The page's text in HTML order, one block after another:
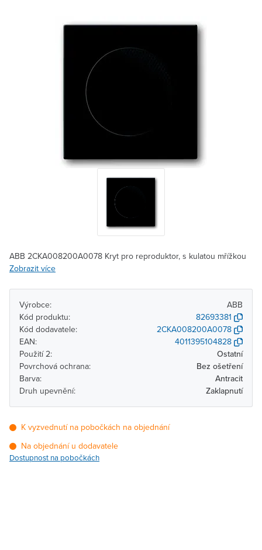
ABB 2CKA008200A0078 Kryt pro reproduktor, s kulatou mřížkou
Zobrazit více
Výrobce:
ABB
Kód produktu:
82693381
Kód dodavatele:
2CKA008200A0078
EAN:
4011395104828
Použití 2:
Ostatní
Povrchová ochrana:
Bez ošetření
Barva:
Antracit
Druh upevnění:
Zaklapnutí
K vyzvednutí na pobočkách na objednání
Na objednání u dodavatele
Dostupnost na pobočkách